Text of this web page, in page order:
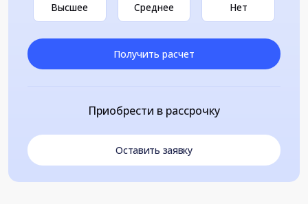
Высшее Среднее Нет
Получить расчет
Приобрести в рассрочку
Оставить заявку